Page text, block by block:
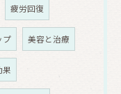
疲労回復
プ 美容と治療
果